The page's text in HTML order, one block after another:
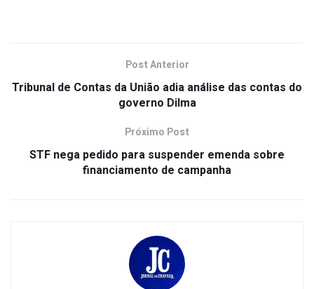
Post Anterior
Tribunal de Contas da União adia análise das contas do
governo Dilma
Próximo Post
STF nega pedido para suspender emenda sobre
financiamento de campanha